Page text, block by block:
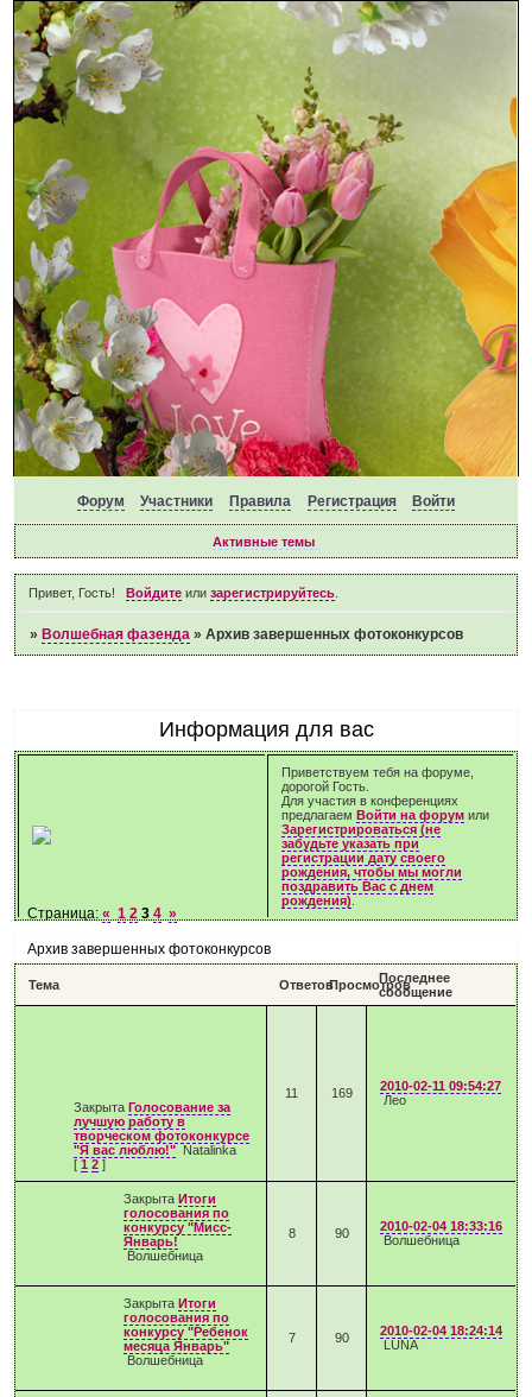
Форум Участники Правила Регистрация Войти
Активные темы
Привет, Гость! Войдитеили зарегистрируйтесь.
» Волшебная фазенда »Архив завершенных фотоконкурсов
Информация для вас
Приветствуем тебя на форуме,
дорогой Гость.
Для участия в конференциях
предлагаемВойти на форум или
Зарегистрироваться (не
забудьте указать при
регистрации дату своего
рождения, чтобы мы могли
поздравить Вас с днем
рождения)
Архив завершенных фотоконкурсов
Страница:« 1 2 3 4 »
Тема ОтветовПросмотровПоследнее
сообщение
Закрыта Голосование за
лучшую работу в
творческом фотоконкурсе
"Я вас люблю!" Natalinka
[ 1 2 ]
11 169
2010-02-11 09:54:27
Лео
Закрыта Итоги
голосования по
конкурсу "Мисс-
Январь!
Волшебница
8 90
2010-02-04 18:33:16
Волшебница
Закрыта Итоги
голосования по
конкурсу "Ребенок
месяца Январь"
Волшебница
7 90
2010-02-04 18:24:14
LUNA